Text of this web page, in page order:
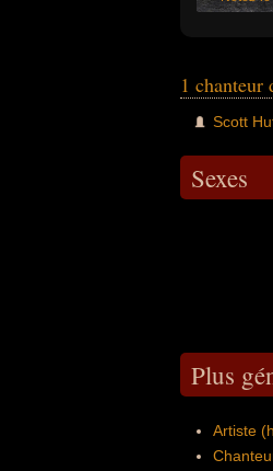
1 chanteur
Scott
Sexes
Plus
Artiste